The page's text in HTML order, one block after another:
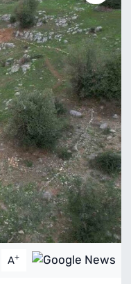
A+